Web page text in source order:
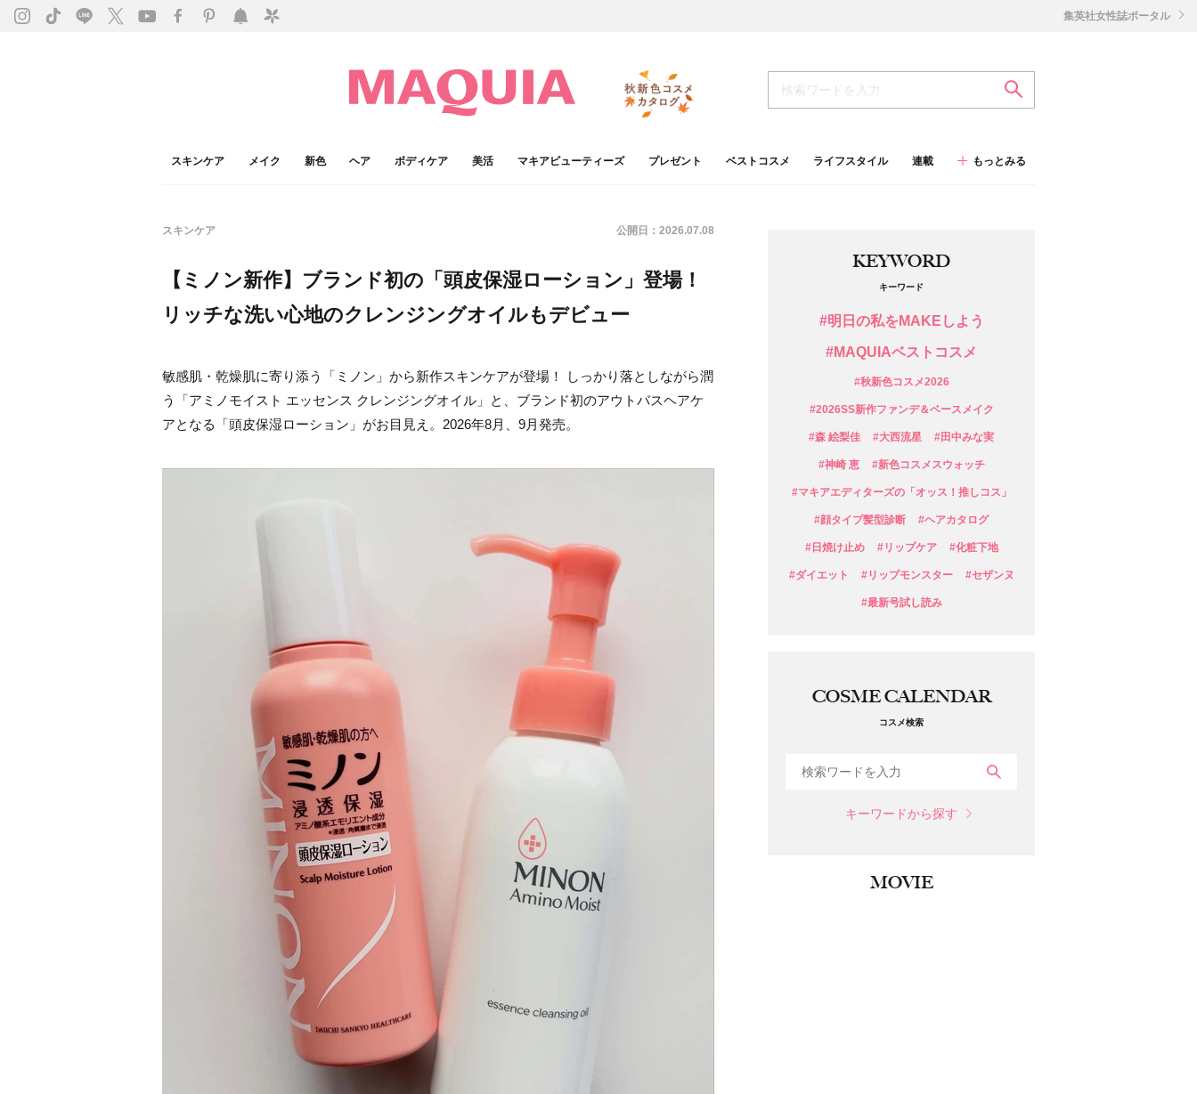
スキンケア メイク 新色 ヘア ボディケア 美活 マキアビューティーズ プレゼント ベストコスメ ライフスタイル 連載 もっとみる
集英社女性誌ポータル
スキンケア 公開日： 2026.07.08
【ミノン新作】ブランド初の「頭皮保湿ローション」登場！
リッチな洗い心地のクレンジングオイルもデビュー
敏感肌・乾燥肌に寄り添う「ミノン」から新作スキンケアが登場！ しっかり落としながら潤
う「アミノモイスト エッセンス クレンジングオイル」と、ブランド初のアウトバスヘアケ
アとなる「頭皮保湿ローション」がお目見え。2026年8月、9月発売。
KEYWORD
キーワード
#明日の私をMAKEしよう
#MAQUIAベストコスメ
#秋新色コスメ2026
#2026SS新作ファンデ＆ベースメイク
#森 絵梨佳 #大西流星 #田中みな実
#神崎 恵 #新色コスメスウォッチ
#マキアエディターズの「オッス！推しコス」
#顔タイプ髪型診断 #ヘアカタログ
#日焼け止め #リップケア #化粧下地
#ダイエット #リップモンスター #セザンヌ
#最新号試し読み
COSME CALENDAR
コスメ検索
キーワードから探す
MOVIE